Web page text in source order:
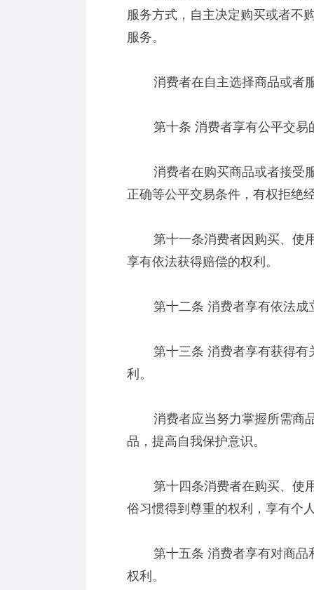
服务方式，自主决定购买或者不
服务。
消费者在自主选择商品或者服
第十条 消费者享有公平交易
消费者在购买商品或者接受服
正确等公平交易条件，有权拒绝
第十一条消费者因购买、使用
享有依法获得赔偿的权利。
第十二条 消费者享有依法成
第十三条 消费者享有获得有
利。
消费者应当努力掌握所需商品
品，提高自我保护意识。
第十四条消费者在购买、使用
俗习惯得到尊重的权利，享有个
第十五条 消费者享有对商品
权利。